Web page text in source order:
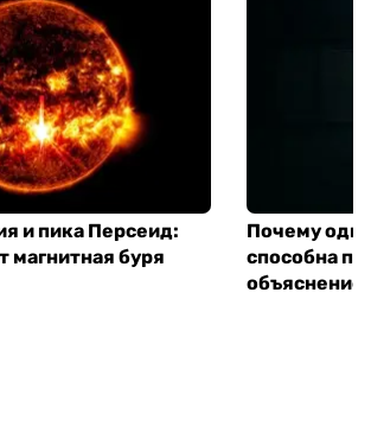
и пика Персеид:
магнитная буря
Почему
способна
объяснение